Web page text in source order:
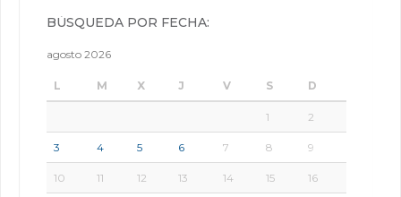
BÚSQUEDA POR FECHA:
agosto 2026
L M X J V S D
1 2
3 4 5 6 7 8 9
10 11 12 13 14 15 16